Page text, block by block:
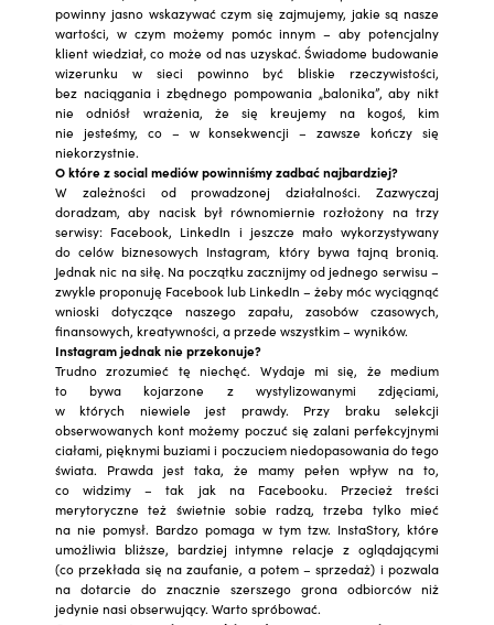
powinny jasno wskazywać czym się zajmujemy, jakie są nasze
wartości, w czym możemy pomóc innym – aby potencjalny
klient wiedział, co może od nas uzyskać. Świadome budowanie
wizerunku w sieci powinno być bliskie rzeczywistości,
bez naciągania i zbędnego pompowania „balonika”, aby nikt
nie odniósł wrażenia, że się kreujemy na kogoś, kim
nie jesteśmy, co – w konsekwencji – zawsze kończy się
niekorzystnie.
O które z social mediów powinniśmy zadbać najbardziej?
W zależności od prowadzonej działalności. Zazwyczaj
doradzam, aby nacisk był równomiernie rozłożony na trzy
serwisy: Facebook, LinkedIn i jeszcze mało wykorzystywany
do celów biznesowych Instagram, który bywa tajną bronią.
Jednak nic na siłę. Na początku zacznijmy od jednego serwisu –
zwykle proponuję Facebook lub LinkedIn – żeby móc wyciągnąć
wnioski dotyczące naszego zapału, zasobów czasowych,
finansowych, kreatywności, a przede wszystkim – wyników.
Instagram jednak nie przekonuje?
Trudno zrozumieć tę niechęć. Wydaje mi się, że medium
to bywa kojarzone z wystylizowanymi zdjęciami,
w których niewiele jest prawdy. Przy braku selekcji
obserwowanych kont możemy poczuć się zalani perfekcyjnymi
ciałami, pięknymi buziami i poczuciem niedopasowania do tego
świata. Prawda jest taka, że mamy pełen wpływ na to,
co widzimy – tak jak na Facebooku. Przecież treści
merytoryczne też świetnie sobie radzą, trzeba tylko mieć
na nie pomysł. Bardzo pomaga w tym tzw. InstaStory, które
umożliwia bliższe, bardziej intymne relacje z oglądającymi
(co przekłada się na zaufanie, a potem – sprzedaż) i pozwala
na dotarcie do znacznie szerszego grona odbiorców niż
jedynie nasi obserwujący. Warto spróbować.